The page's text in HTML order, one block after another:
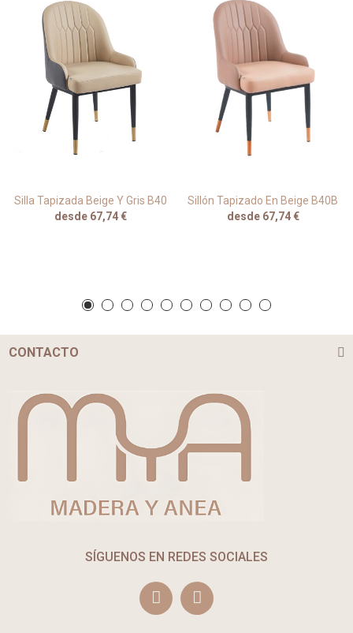
Silla Tapizada Beige Y Gris B40
desde 67,74 €
Sillón Tapizado En Beige B40B
desde 67,74 €
CONTACTO
SÍGUENOS EN REDES SOCIALES